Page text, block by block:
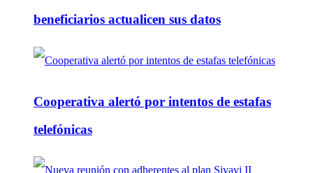
beneficiarios actualicen sus datos
Cooperativa alertó por intentos de estafas
telefónicas